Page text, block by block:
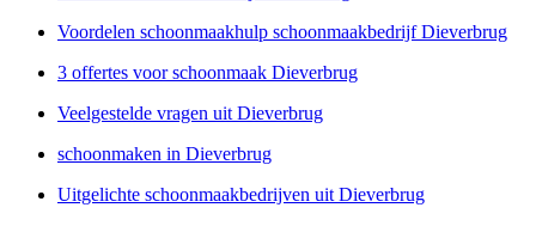
Voordelen schoonmaakhulp schoonmaakbedrijf Dieverbrug
3 offertes voor schoonmaak Dieverbrug
Veelgestelde vragen uit Dieverbrug
schoonmaken in Dieverbrug
Uitgelichte schoonmaakbedrijven uit Dieverbrug